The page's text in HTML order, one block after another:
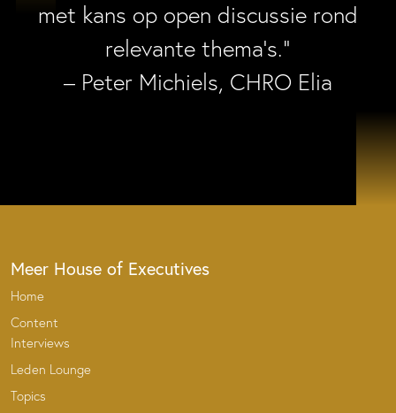
met kans op open discussie rond
relevante thema’s.”
– Peter Michiels, CHRO Elia
Meer House of Executives
Home
Content
Interviews
Leden Lounge
Topics